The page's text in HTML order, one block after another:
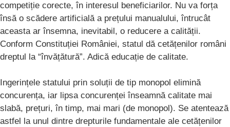
competiție corecte, în interesul beneficiarilor. Nu va forța
însă o scădere artificială a prețului manualului, întrucât
aceasta ar însemna, inevitabil, o reducere a calității.
Conform Constituției României, statul dă cetățenilor români
dreptul la “învățătură”. Adică educație de calitate.
Ingerințele statului prin soluții de tip monopol elimină
concurența, iar lipsa concurenței înseamnă calitate mai
slabă, prețuri, în timp, mai mari (de monopol). Se atentează
astfel la unul dintre drepturile fundamentale ale cetățenilor